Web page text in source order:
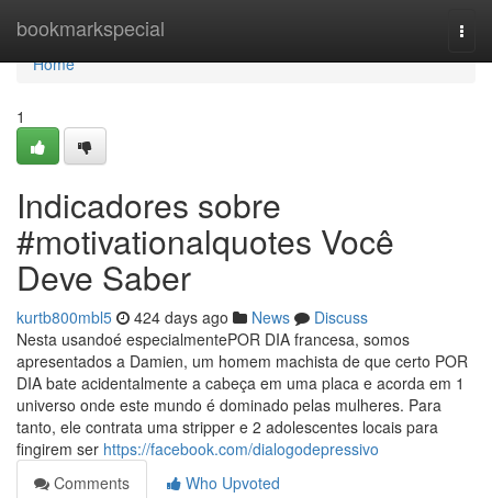
bookmarkspecial
Home
Home
1
Indicadores sobre
#motivationalquotes Você
Deve Saber
kurtb800mbl5 424 days ago News
Discuss
Nesta usandoé especialmentePOR DIA francesa, somos
apresentados a Damien, um homem machista de que certo POR
DIA bate acidentalmente a cabeça em uma placa e acorda em 1
universo onde este mundo é dominado pelas mulheres. Para
tanto, ele contrata uma stripper e 2 adolescentes locais para
fingirem ser https://facebook.com/dialogodepressivo
Comments
Who Upvoted